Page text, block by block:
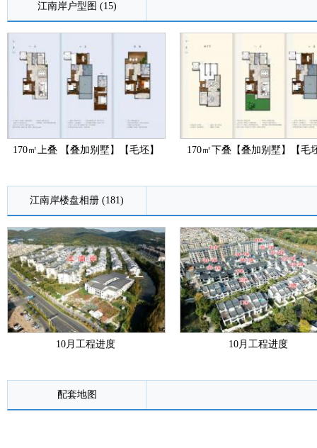
江南岸户型图 (15)
170㎡上叠 【叠加别墅】【毛坯】 170㎡下叠【叠加别墅】【毛
江南岸楼盘相册 (181)
10月工程进度 10月工程进度
配套地图